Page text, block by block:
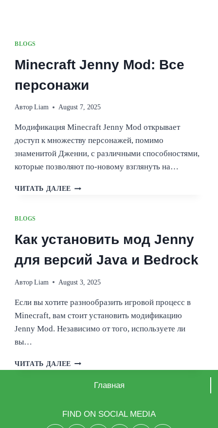
BLOGS
Minecraft Jenny Mod: Все
персонажи
Автор Liam August 7, 2025
Модификация Minecraft Jenny Mod открывает
доступ к множеству персонажей, помимо
знаменитой Дженни, с различными способностями,
которые позволяют по-новому взглянуть на…
ЧИТАТЬ ДАЛЕЕ MINECRAFT
BLOGS
Как установить мод Jenny
для версий Java и Bedrock
Автор Liam August 3, 2025
Если вы хотите разнообразить игровой процесс в
Minecraft, вам стоит установить модификацию
Jenny Mod. Независимо от того, используете ли
вы…
ЧИТАТЬ ДАЛЕЕ КАК
УСТАНОВИТЬ
ВЕРСИЙ
JAVA
Главная
FIND ON SOCIAL MEDIA